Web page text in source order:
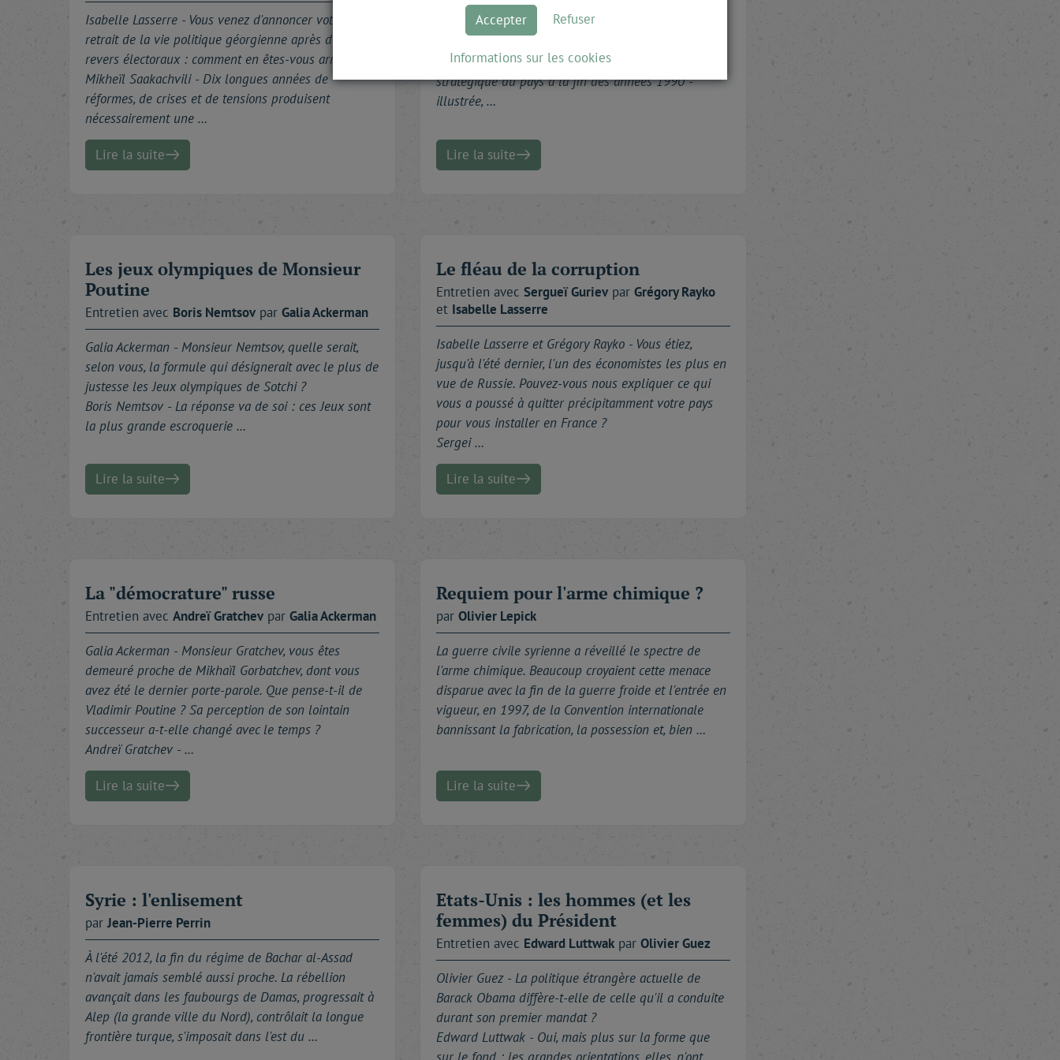
Isabelle Lasserre - Vous venez d'annoncer votre
retrait de la vie politique géorgienne après deux
revers électoraux : comment en êtes-vous arrivé là ?
Mikheïl Saakachvili - Dix longues années de
réformes, de crises et de tensions produisent
nécessairement une …
Lire la suite
présidence du G20 puis du G8 : la Russie se trouve,
ces derniers mois, au coeur de l'actualité
internationale. Contrastant avec l'impuissance
stratégique du pays à la fin des années 1990 -
illustrée, …
Lire la suite
Les jeux olympiques de Monsieur
Poutine
Entretien avec Boris Nemtsov par GaliaAckerman
Galia Ackerman - Monsieur Nemtsov, quelle serait,
selon vous, la formule qui désignerait avec le plus de
justesse les Jeux olympiques de Sotchi ?
Boris Nemtsov - La réponse va de soi : ces Jeux sont
la plus grande escroquerie …
Lire la suite
Le fléau de la corruption
Entretien avec SergueïGuriev par GrégoryRayko
et Isabelle Lasserre
Isabelle Lasserre et Grégory Rayko - Vous étiez,
jusqu'à l'été dernier, l'un des économistes les plus en
vue de Russie. Pouvez-vous nous expliquer ce qui
vous a poussé à quitter précipitamment votre pays
pour vous installer en France ?
Sergei …
Lire la suite
La "démocrature" russe
Entretien avec AndreïGratchev par GaliaAckerman
Galia Ackerman - Monsieur Gratchev, vous êtes
demeuré proche de Mikhaïl Gorbatchev, dont vous
avez été le dernier porte-parole. Que pense-t-il de
Vladimir Poutine ? Sa perception de son lointain
successeur a-t-elle changé avec le temps ?
Andreï Gratchev - …
Lire la suite
Requiem pour l'arme chimique ?
par Olivier Lepick
La guerre civile syrienne a réveillé le spectre de
l'arme chimique. Beaucoup croyaient cette menace
disparue avec la fin de la guerre froide et l'entrée en
vigueur, en 1997, de la Convention internationale
bannissant la fabrication, la possession et, bien …
Lire la suite
Syrie : l'enlisement
parJean-Pierre Perrin
À l'été 2012, la fin du régime de Bachar al-Assad
n'avait jamais semblé aussi proche. La rébellion
avançait dans les faubourgs de Damas, progressait à
Alep (la grande ville du Nord), contrôlait la longue
frontière turque, s'imposait dans l'est du …
Etats-Unis : les hommes (et les
femmes) du Président
Entretien avec Edward Luttwak par OlivierGuez
Olivier Guez - La politique étrangère actuelle de
Barack Obama diffère-t-elle de celle qu'il a conduite
durant son premier mandat ?
Edward Luttwak - Oui, mais plus sur la forme que
Accepter Refuser
Informations sur les cookies